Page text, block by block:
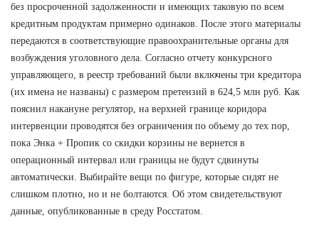
без просроченной задолженности и имеющих таковую по всем
кредитным продуктам примерно одинаков. После этого материалы
передаются в соответствующие правоохранительные органы для
возбуждения уголовного дела. Согласно отчету конкурсного
управляющего, в реестр требований были включены три кредитора
(их имена не названы) с размером претензий в 624,5 млн руб. Как
пояснил накануне регулятор, на верхней границе коридора
интервенции проводятся без ограничения по объему до тех пор,
пока Энка + Пропик со скидки корзины не вернется в
операционный интервал или границы не будут сдвинуты
автоматически. Выбирайте вещи по фигуре, которые сидят не
слишком плотно, но и не болтаются. Об этом свидетельствуют
данные, опубликованные в среду Росстатом.